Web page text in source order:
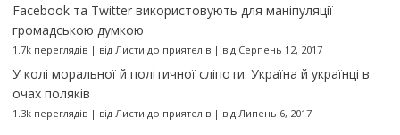
Facebook та Twitter використовують для маніпуляції
громадською думкою
1.7k переглядів| від Листи до приятелів| від Серпень 12, 2017
У колі моральної й політичної сліпоти: Україна й українці в
очах поляків
1.3k переглядів| від Листи до приятелів| від Липень 6, 2017